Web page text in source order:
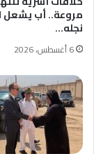
مروعة.. أب يشعل
نجله…
6 أغسطس، 2026